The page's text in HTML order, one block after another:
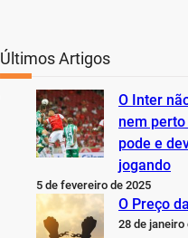
Últimos Artigos
O Inter
nem
pode e
jogando
5 de fevereiro de 2025
O Preço
28 de janeiro